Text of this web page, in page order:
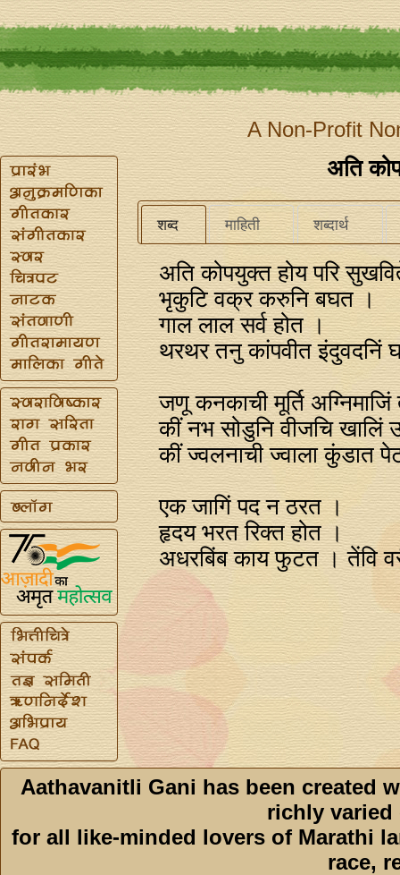
A Non-Profit
अति
शब्द माहिती शब्दार्थ
अति कोपयुक्त होय परि
भृकुटि वक्र करुनि बघत ।
गाल लाल सर्व होत ।
थरथर तनु कांपवीत इंदुवदनिं
जणू कनकाची मूर्ति
कीं नभ सोडुनि वीजचि खालिं
कीं ज्वलनाची ज्वाला कुंडात
एक जागिं पद न ठरत ।
हृदय भरत रिक्त होत ।
अधरबिंब काय फुटत । तेंवि
Aathavanitli Gani has been created
richly varied
for all like-minded lovers of Marathi
race,